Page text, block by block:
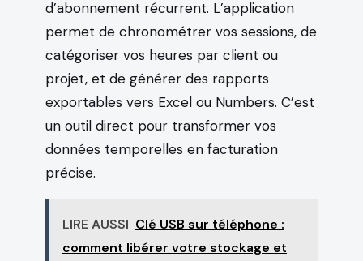
d’abonnement récurrent. L’application
permet de chronométrer vos sessions, de
catégoriser vos heures par client ou
projet, et de générer des rapports
exportables vers Excel ou Numbers. C’est
un outil direct pour transformer vos
données temporelles en facturation
précise.
LIRE AUSSI Clé USB sur téléphone :
comment libérer votre stockage et